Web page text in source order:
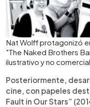
Nat Wolff protagonizó
"The Naked Brothers
ilustrativo y no
Posteriormente,
cine, con papeles
Fault in Our Stars”